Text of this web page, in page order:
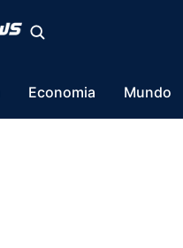
Economia Mundo